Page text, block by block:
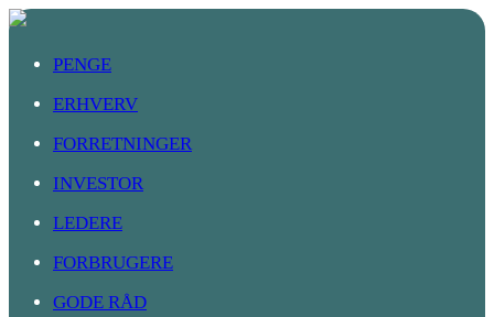
PENGE
ERHVERV
FORRETNINGER
INVESTOR
LEDERE
FORBRUGERE
GODE RÅD